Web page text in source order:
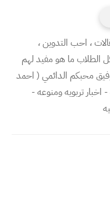
، احب التدوين ،
الطلاب ما هو مفيد لهم
محبكم الدائمي ( احمد
تربويه ومنوعه -